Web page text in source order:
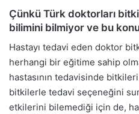
Çünkü Türk doktorları
bilimini bilmiyor ve bu
Hastayı tedavi eden doktor
herhangi bir eğitime sahip
hastasının tedavisinde
bitkilerle tedavi seçeneğini
etkilerini bilemediği için de,